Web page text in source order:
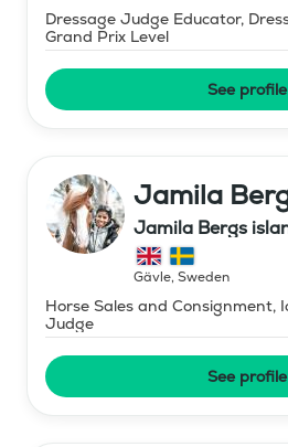
Dressage Judge Educator,
Grand Prix Level
See profile
Jamila
Jamila Bergs
Gävle, Sweden
Horse Sales and Consignment,
Judge
See profile